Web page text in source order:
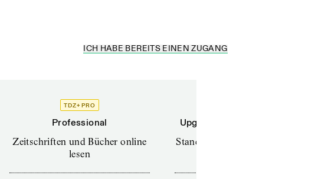
ICH HABE BEREITS EINEN ZUGANG
TDZ+ PRO
Professional
Zeitschriften und Bücher online
lesen
Upgrade für Printabonnenten
Standard (TdZ+) – Zeitschriften